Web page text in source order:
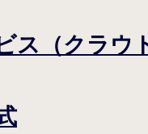
ス（クラウ